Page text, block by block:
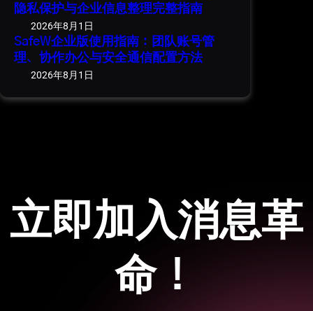
隐私保护与企业信息整理完整指南
2026年8月1日
SafeW企业版使用指南：团队账号管
理、协作办公与安全通信配置方法
2026年8月1日
立即加入消息革
命！